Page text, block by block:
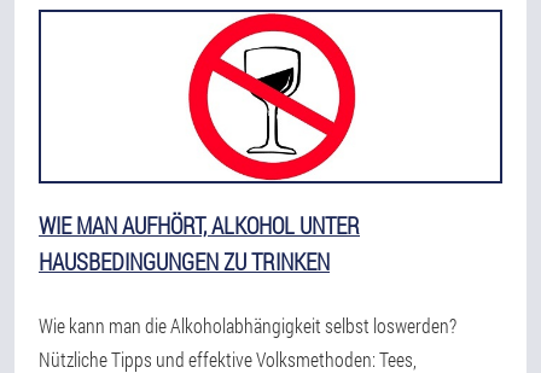
WIE MAN AUFHÖRT, ALKOHOL UNTER
HAUSBEDINGUNGEN ZU TRINKEN
Wie kann man die Alkoholabhängigkeit selbst loswerden?
Nützliche Tipps und effektive Volksmethoden: Tees,